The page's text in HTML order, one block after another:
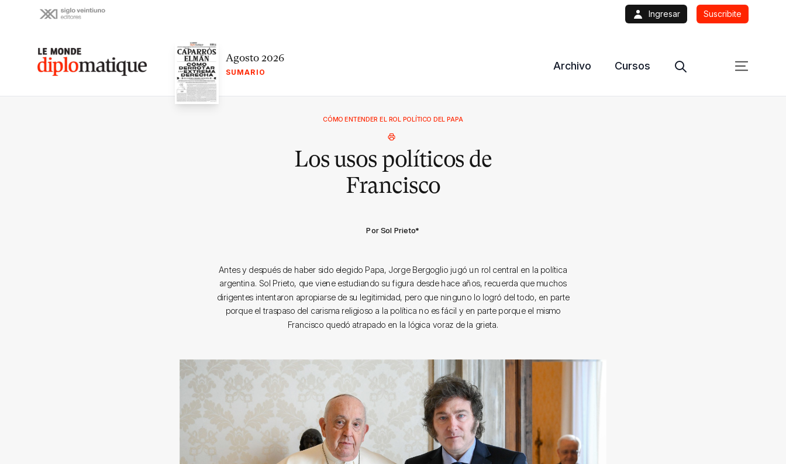
Ingresar Suscribite
Le monde diplomatique Agosto 2026
SUMARIO
Archivo Cursos
CÓMO ENTENDER EL ROL POLÍTICO DEL PAPA
Los usos políticos de
Francisco
Por Sol Prieto*
Antes y después de haber sido elegido Papa, Jorge Bergoglio jugó un rol central en la política
argentina. Sol Prieto, que viene estudiando su figura desde hace años, recuerda que muchos
dirigentes intentaron apropiarse de su legitimidad, pero que ninguno lo logró del todo, en parte
porque el traspaso del carisma religioso a la política no es fácil y en parte porque el mismo
Francisco quedó atrapado en la lógica voraz de la grieta.